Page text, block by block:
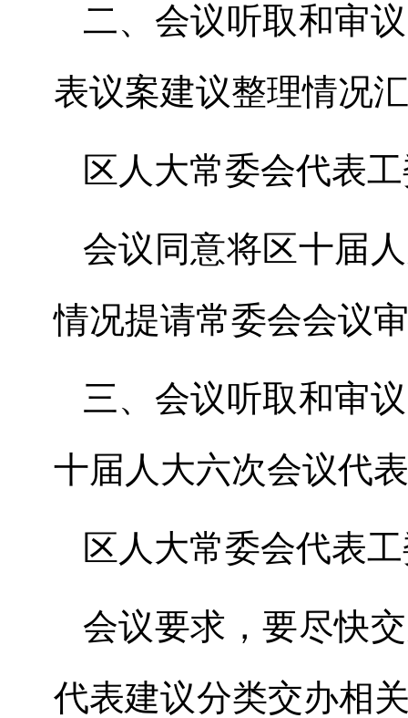
二、 会议听取和审
表议案建议整理情况
区人大常委会代表
会议同意将区十届
情况提请常委会会议
三、会议听取和审议
十届人大六次会议代
区人大常委会代表
会议要求，要尽快
代表建议分类交办相